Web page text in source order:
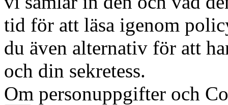
tid för att läsa igenom
du även alternativ för att
och din sekretess.
Om personuppgifter och